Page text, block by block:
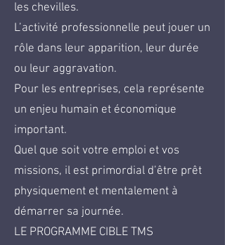
les chevilles.
L’activité professionnelle peut jouer un
rôle dans leur apparition, leur durée
ou leur aggravation.
Pour les entreprises, cela représente
un enjeu humain et économique
important.
Quel que soit votre emploi et vos
missions, il est primordial d’être prêt
physiquement et mentalement à
démarrer sa journée.
LE PROGRAMME CIBLE TMS